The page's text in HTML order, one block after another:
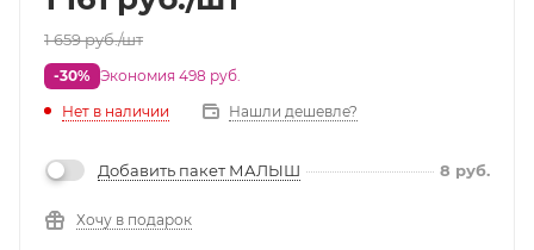
1 659руб./шт
-30% Экономия 498 руб.
Нет в наличии
Нашли дешевле?
Добавить пакет МАЛЫШ 8 руб.
Хочу в подарок